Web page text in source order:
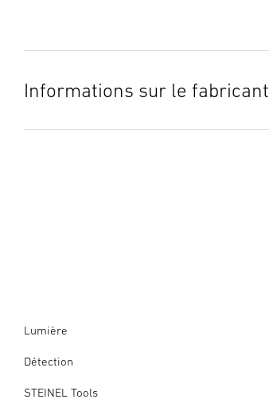
Informations sur le fabricant
Lumière
Détection
STEINEL Tools